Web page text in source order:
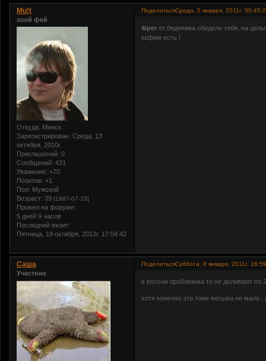
ПоделитьсяСреда, 5 января, 2011г.
Mu!t
злой фей
Откуда: Минск
Зарегистрирован: Среда, 13
октября, 2010г.
Приглашений: 0
Сообщений: 431
Уважение: +70
Позитив: +1
Пол: Мужской
Возраст: 39 [1987-07-29]
Провел на форуме:
5 дней 9 часов
Последний визит:
Пятница, 19 октября, 2012г. 17:04:42
4iper от бедняжка обидели тебя, на
кофем есть !
ПоделитьсяСуббота, 8 января, 2011г.
Саша
Участник
в россии проблемма то не доливают по
хотя конечно это тоже весьма не мало ,